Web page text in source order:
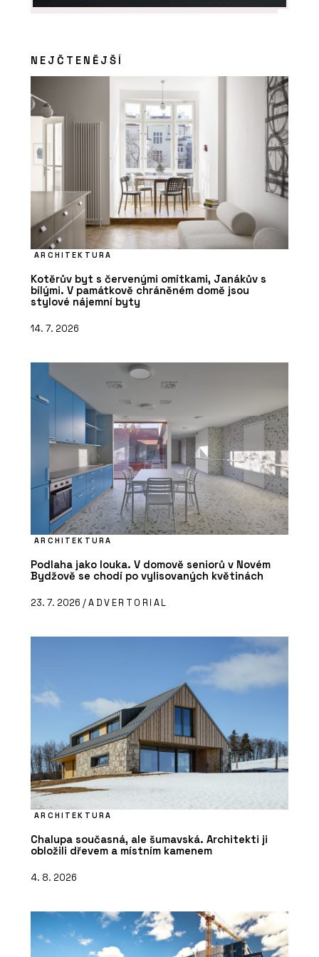
NEJČTENĚJŠÍ
ARCHITEKTURA
Kotěrův byt s červenými omítkami, Janákův s
bílými. V památkově chráněném domě jsou
stylové nájemní byty
14. 7. 2026
ARCHITEKTURA
Podlaha jako louka. V domově seniorů v Novém
Bydžově se chodí po vylisovaných květinách
23. 7. 2026 /ADVERTORIAL
ARCHITEKTURA
Chalupa současná, ale šumavská. Architekti ji
obložili dřevem a místním kamenem
4. 8. 2026